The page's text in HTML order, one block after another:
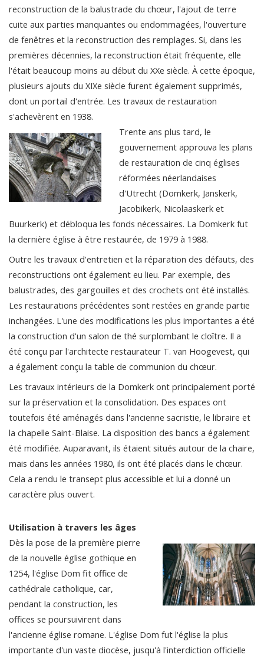
reconstruction de la balustrade du chœur, l'ajout de terre
cuite aux parties manquantes ou endommagées, l'ouverture
de fenêtres et la reconstruction des remplages. Si, dans les
premières décennies, la reconstruction était fréquente, elle
l'était beaucoup moins au début du XXe siècle. À cette époque,
plusieurs ajouts du XIXe siècle furent également supprimés,
dont un portail d'entrée. Les travaux de restauration
s'achevèrent en 1938.
Trente ans plus tard, le
gouvernement approuva les plans
de restauration de cinq églises
réformées néerlandaises
d'Utrecht (Domkerk, Janskerk,
Jacobikerk, Nicolaaskerk et
Buurkerk) et débloqua les fonds nécessaires. La Domkerk fut
la dernière église à être restaurée, de 1979 à 1988.
Outre les travaux d'entretien et la réparation des défauts, des
reconstructions ont également eu lieu. Par exemple, des
balustrades, des gargouilles et des crochets ont été installés.
Les restaurations précédentes sont restées en grande partie
inchangées. L'une des modifications les plus importantes a été
la construction d'un salon de thé surplombant le cloître. Il a
été conçu par l'architecte restaurateur T. van Hoogevest, qui
a également conçu la table de communion du chœur.
Les travaux intérieurs de la Domkerk ont principalement porté
sur la préservation et la consolidation. Des espaces ont
toutefois été aménagés dans l'ancienne sacristie, le libraire et
la chapelle Saint-Blaise. La disposition des bancs a également
été modifiée. Auparavant, ils étaient situés autour de la chaire,
mais dans les années 1980, ils ont été placés dans le chœur.
Cela a rendu le transept plus accessible et lui a donné un
caractère plus ouvert.
Utilisation à travers les âges
Dès la pose de la première pierre
de la nouvelle église gothique en
1254, l'église Dom fit office de
cathédrale catholique, car,
pendant la construction, les
offices se poursuivirent dans
l'ancienne église romane. L'église Dom fut l'église la plus
importante d'un vaste diocèse, jusqu'à l'interdiction officielle